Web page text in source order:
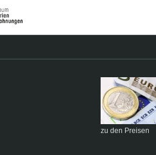
zu den Preisen